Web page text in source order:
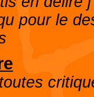
pour le